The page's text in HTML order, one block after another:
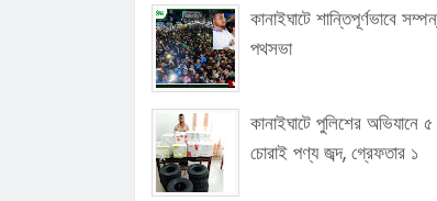
কানাইঘাটে শান্তিপূর্ণভাবে
পথসভা
কানাইঘাটে পুলিশের অভিযানে
চোরাই পণ্য জব্দ, গ্রেফতার ১